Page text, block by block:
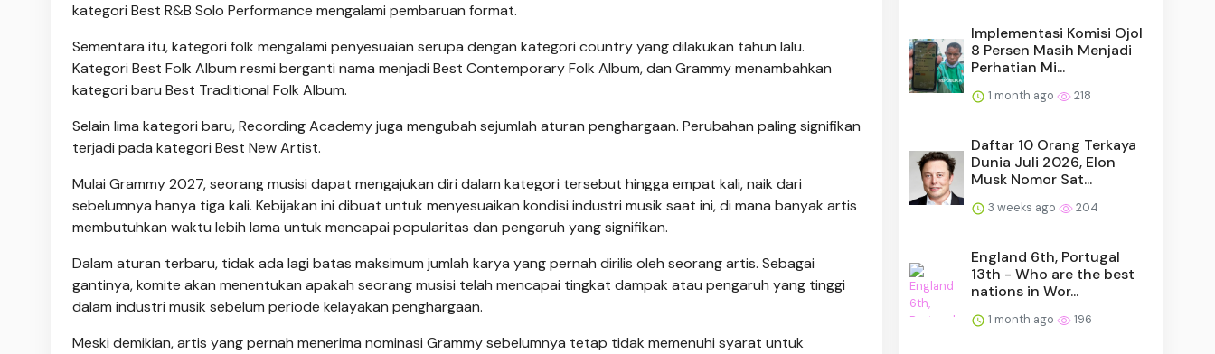
kategori Best R&B Solo Performance mengalami pembaruan format.
Sementara itu, kategori folk mengalami penyesuaian serupa dengan kategori country yang dilakukan tahun lalu.
Kategori Best Folk Album resmi berganti nama menjadi Best Contemporary Folk Album, dan Grammy menambahkan
kategori baru Best Traditional Folk Album.
Selain lima kategori baru, Recording Academy juga mengubah sejumlah aturan penghargaan. Perubahan paling signifikan
terjadi pada kategori Best New Artist.
Mulai Grammy 2027, seorang musisi dapat mengajukan diri dalam kategori tersebut hingga empat kali, naik dari
sebelumnya hanya tiga kali. Kebijakan ini dibuat untuk menyesuaikan kondisi industri musik saat ini, di mana banyak artis
membutuhkan waktu lebih lama untuk mencapai popularitas dan pengaruh yang signifikan.
Dalam aturan terbaru, tidak ada lagi batas maksimum jumlah karya yang pernah dirilis oleh seorang artis. Sebagai
gantinya, komite akan menentukan apakah seorang musisi telah mencapai tingkat dampak atau pengaruh yang tinggi
dalam industri musik sebelum periode kelayakan penghargaan.
Meski demikian, artis yang pernah menerima nominasi Grammy sebelumnya tetap tidak memenuhi syarat untuk
Implementasi Komisi Ojol
8 Persen Masih Menjadi
Perhatian Mi...
1 month ago 218
Daftar 10 Orang Terkaya
Dunia Juli 2026, Elon
Musk Nomor Sat...
3 weeks ago 204
England 6th, Portugal
13th - Who are the best
nations in Wor...
1 month ago 196